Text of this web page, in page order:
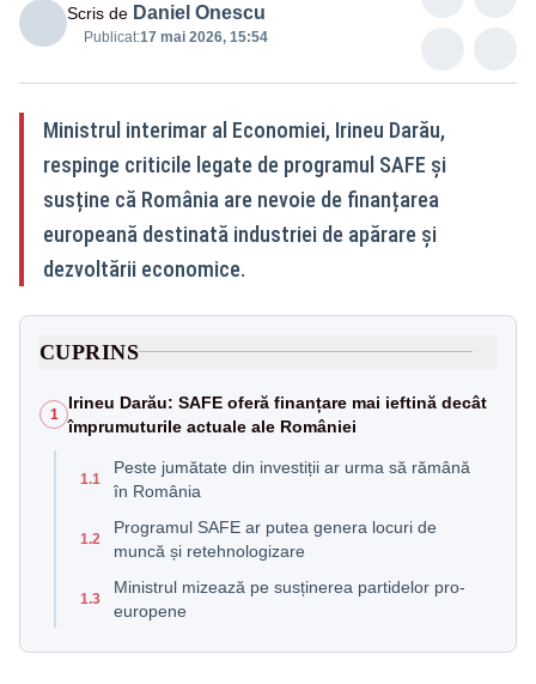
Scris de Daniel Onescu
Publicat:17 mai 2026, 15:54
Ministrul interimar al Economiei, Irineu Darău,
respinge criticile legate de programul SAFE și
susține că România are nevoie de finanțarea
europeană destinată industriei de apărare și
dezvoltării economice.
CUPRINS
1
Irineu Darău: SAFE oferă finanțare mai ieftină decât
împrumuturile actuale ale României
1.1
Peste jumătate din investiții ar urma să rămână
în România
1.2
Programul SAFE ar putea genera locuri de
muncă și retehnologizare
1.3
Ministrul mizează pe susținerea partidelor pro-
europene